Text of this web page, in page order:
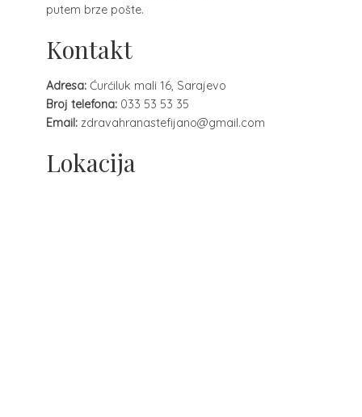
putem brze pošte.
Kontakt
Adresa:Ćurćiluk mali 16, Sarajevo
Broj telefona:033 53 53 35
Email:zdravahranastefijano@gmail.com
Lokacija